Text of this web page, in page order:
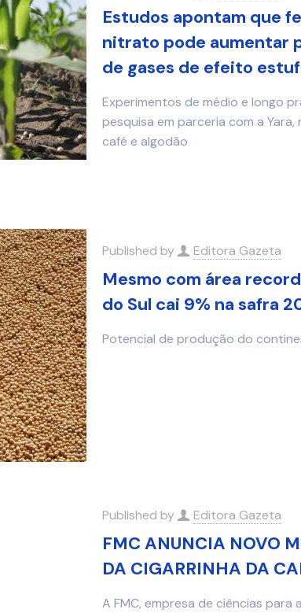
Estudos apontam que
nitrato pode aumentar
de gases de efeito
Experimentos de médio e longo
pesquisa em parceria com a
café e algodão
Published by Editora Gazeta
Mesmo com área
do Sul cai 9% na safra
Potencial de produção do
Published by Editora Gazeta
FMC ANUNCIA NOVO
DA CIGARRINHA DA
A FMC, empresa de ciências